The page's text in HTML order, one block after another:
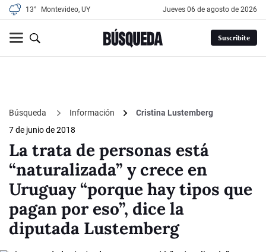
13° Montevideo, UY jueves 06 de agosto de 2026
Suscribite
Búsqueda Información
Cristina Lustemberg
7 de junio de 2018
La trata de personas está
“naturalizada” y crece en
Uruguay “porque hay tipos que
pagan por eso”, dice la
diputada Lustemberg